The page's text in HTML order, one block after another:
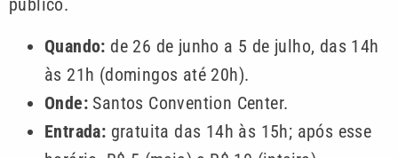
público.
Quando: de 26 de junho a 5 de julho, das 14h
às 21h (domingos até 20h).
Onde: Santos Convention Center.
Entrada: gratuita das 14h às 15h; após esse